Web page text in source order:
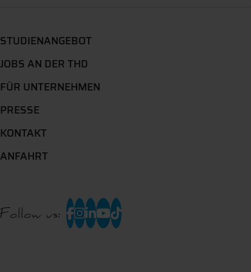
STUDIENANGEBOT
JOBS AN DER THD
FÜR UNTERNEHMEN
PRESSE
KONTAKT
ANFAHRT
Follow us: